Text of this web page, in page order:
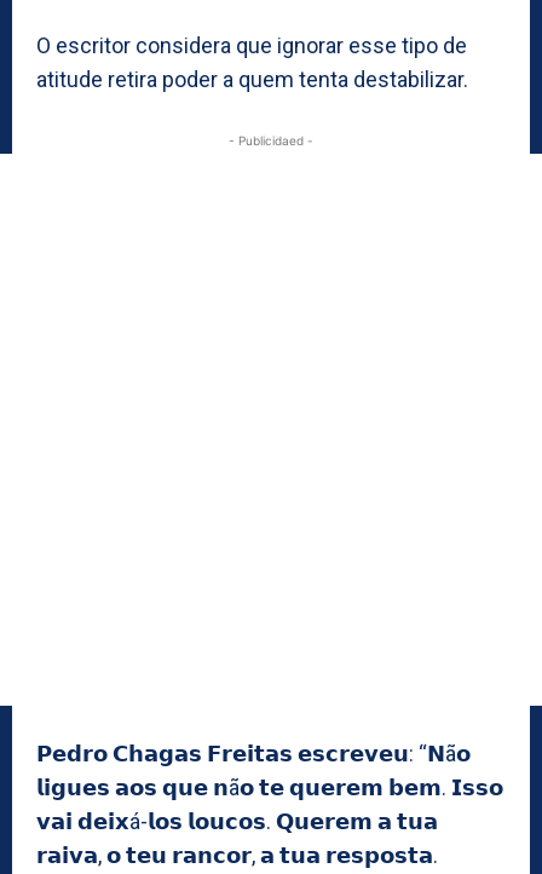
O escritor considera que ignorar esse tipo de
atitude retira poder a quem tenta destabilizar.
- Publicidaed -
𝗣𝗲𝗱𝗿𝗼 𝗖𝗵𝗮𝗴𝗮𝘀 𝗙𝗿𝗲𝗶𝘁𝗮𝘀 𝗲𝘀𝗰𝗿𝗲𝘃𝗲𝘂: “𝗡ã𝗼
𝗹𝗶𝗴𝘂𝗲𝘀 𝗮𝗼𝘀 𝗾𝘂𝗲 𝗻ã𝗼 𝘁𝗲 𝗾𝘂𝗲𝗿𝗲𝗺 𝗯𝗲𝗺. 𝗜𝘀𝘀𝗼
𝘃𝗮𝗶 𝗱𝗲𝗶𝘅á-𝗹𝗼𝘀 𝗹𝗼𝘂𝗰𝗼𝘀. 𝗤𝘂𝗲𝗿𝗲𝗺 𝗮 𝘁𝘂𝗮
𝗿𝗮𝗶𝘃𝗮, 𝗼 𝘁𝗲𝘂 𝗿𝗮𝗻𝗰𝗼𝗿, 𝗮 𝘁𝘂𝗮 𝗿𝗲𝘀𝗽𝗼𝘀𝘁𝗮.